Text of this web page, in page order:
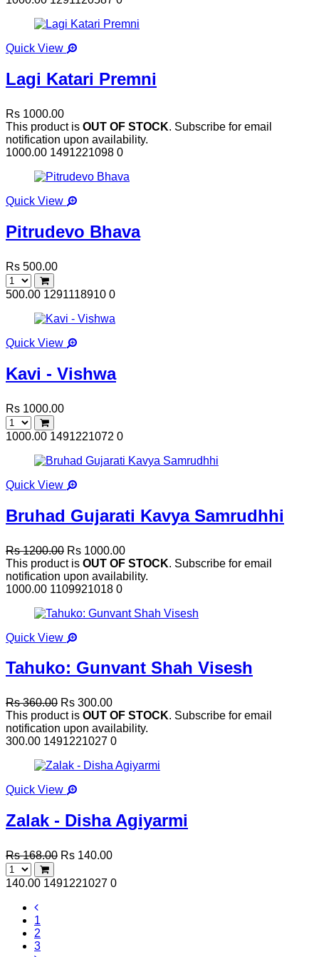
Quick View
Lagi Katari Premni
Rs 1000.00
This product is OUT OF STOCK. Subscribe for email
notification upon availability.
1000.00 1491221098 0
Quick View
Pitrudevo Bhava
Rs 500.00
500.00 1291118910 0
Quick View
Kavi - Vishwa
Rs 1000.00
1000.00 1491221072 0
Quick View
Bruhad Gujarati Kavya Samrudhhi
Rs 1200.00 Rs 1000.00
This product is OUT OF STOCK. Subscribe for email
notification upon availability.
1000.00 1109921018 0
Quick View
Tahuko: Gunvant Shah Visesh
Rs 360.00 Rs 300.00
This product is OUT OF STOCK. Subscribe for email
notification upon availability.
300.00 1491221027 0
Quick View
Zalak - Disha Agiyarmi
Rs 168.00 Rs 140.00
140.00 1491221027 0
1
2
3